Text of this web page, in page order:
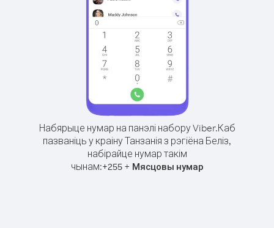
Набярыце нумар на панэлі набору Viber.Каб
пазваніць у краіну Танзанія з рэгіёна Беліз,
набірайце нумар такім
чынам:+255+ Мясцовы нумар